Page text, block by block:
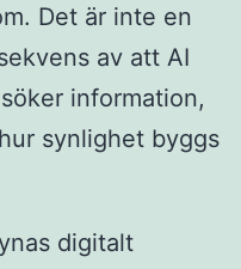
Det är inte en
av att AI
information,
synlighet byggs
digitalt